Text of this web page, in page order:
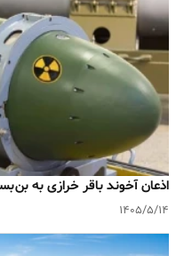
اذعان آخوند باقر خرازی به
۱۴۰۵/۵/۱۴